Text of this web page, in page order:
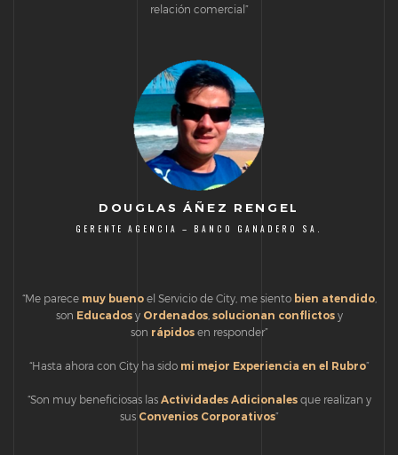
relación comercial”
DOUGLAS ÁÑEZ RENGEL
GERENTE AGENCIA – BANCO GANADERO SA.
“Me parece muy buenoel Servicio de City, me siento bien atendido,
son Educados y Ordenados, solucionan conflictosy
son rápidos en responder”
“Hasta ahora con City ha sido mi mejor Experiencia en el Rubro”
“Son muy beneficiosas las Actividades Adicionalesque realizan y
sus Convenios Corporativos”